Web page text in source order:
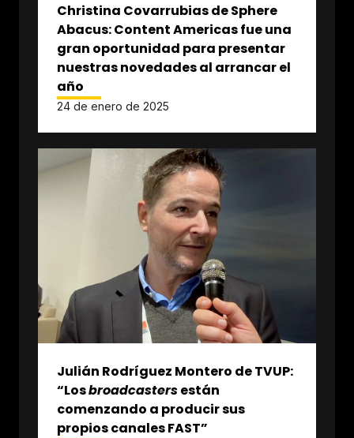
Christina Covarrubias de Sphere
Abacus: Content Americas fue una
gran oportunidad para presentar
nuestras novedades al arrancar el
año
24 de enero de 2025
Julián Rodríguez Montero de TVUP:
“Losbroadcastersestán
comenzando a producir sus
propios canales FAST”